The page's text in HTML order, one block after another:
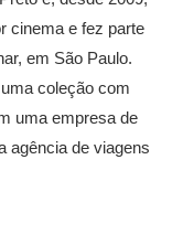
cinema e fez parte
em São Paulo.
coleção com
uma empresa de
agência de viagens